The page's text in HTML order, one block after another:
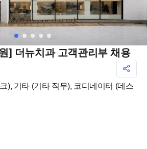
] 더뉴치과 고객관리부 채용
), 기타 (기타 직무), 코디네이터 (데스